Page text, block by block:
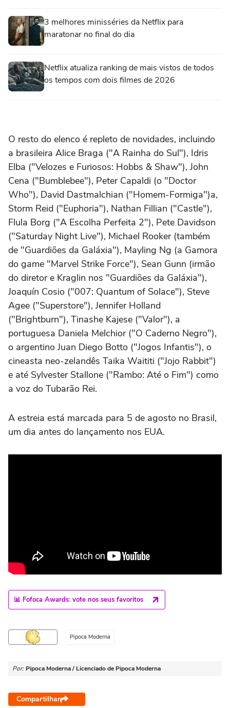
3 melhores minisséries da Netflix para
maratonar no final do dia
Netflix atualiza ranking de mais vistos de todos
os tempos com dois filmes de 2026
O resto do elenco é repleto de novidades, incluindo
a brasileira Alice Braga ("A Rainha do Sul"), Idris
Elba ("Velozes e Furiosos: Hobbs & Shaw"), John
Cena ("Bumblebee"), Peter Capaldi (o "Doctor
Who"), David Dastmalchian ("Homem-Formiga")a,
Storm Reid ("Euphoria"), Nathan Fillian ("Castle"),
Flula Borg ("A Escolha Perfeita 2"), Pete Davidson
("Saturday Night Live"), Michael Rooker (também
de "Guardiões da Galáxia"), Mayling Ng (a Gamora
do game "Marvel Strike Force"), Sean Gunn (irmão
do diretor e Kraglin nos "Guardiões da Galáxia"),
Joaquín Cosio ("007: Quantum of Solace"), Steve
Agee ("Superstore"), Jennifer Holland
("Brightburn"), Tinashe Kajese ("Valor"), a
portuguesa Daniela Melchior ("O Caderno Negro"),
o argentino Juan Diego Botto ("Jogos Infantis"), o
cineasta neo-zelandês Taika Waititi ("Jojo Rabbit")
e até Sylvester Stallone ("Rambo: Até o Fim") como
a voz do Tubarão Rei.
A estreia está marcada para 5 de agosto no Brasil,
um dia antes do lançamento nos EUA.
📊 Fofoca Awards: vote nos seus favoritos
Pipoca Moderna
Por: Pipoca Moderna / Licenciado de Pipoca Moderna
Compartilhar